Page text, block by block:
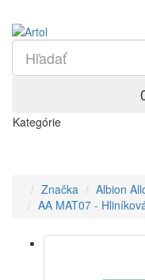
Kategórie
Značka
Albion
AA MAT07 -